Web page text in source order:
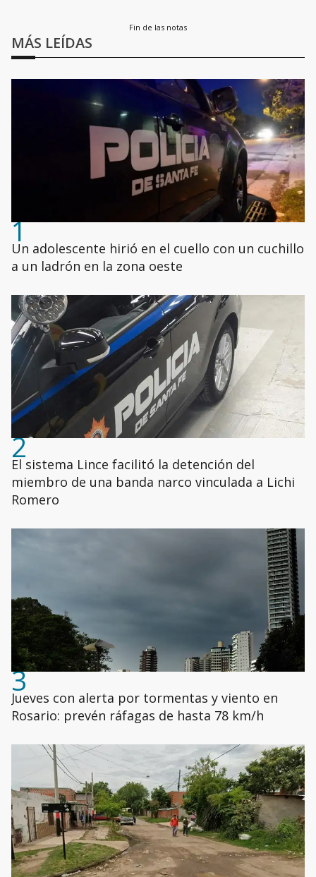
Fin de las notas
MÁS LEÍDAS
1
Un adolescente hirió en el cuello con un cuchillo
a un ladrón en la zona oeste
2
El sistema Lince facilitó la detención del
miembro de una banda narco vinculada a Lichi
Romero
3
Jueves con alerta por tormentas y viento en
Rosario: prevén ráfagas de hasta 78 km/h